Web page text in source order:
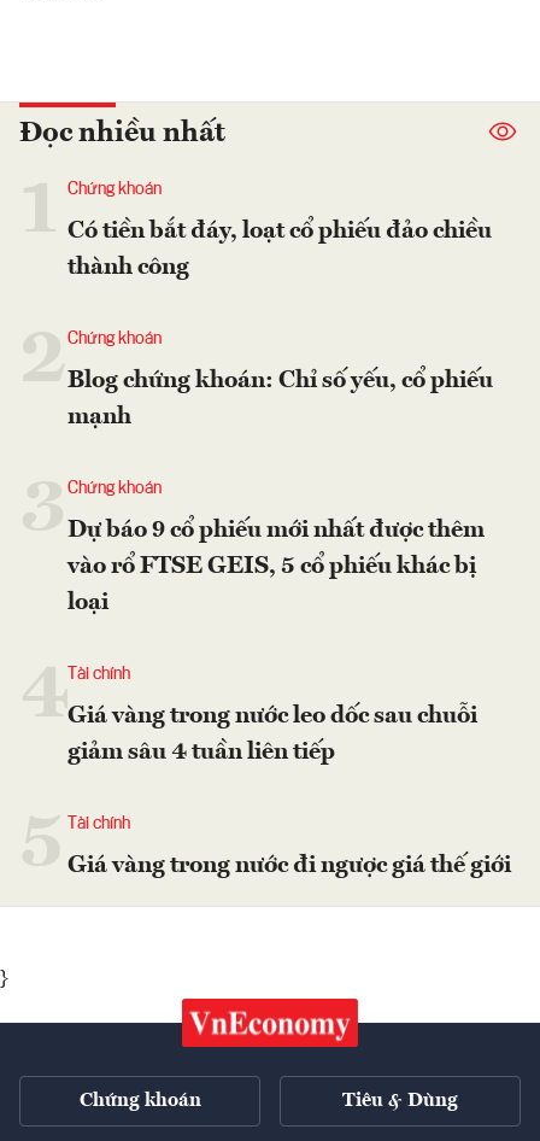
Đọc nhiều nhất
Chứng khoán
Có tiền bắt đáy, loạt cổ phiếu đảo chiều
thành công
2Chứng khoán
Blog chứng khoán: Chỉ số yếu, cổ phiếu
mạnh
Chứng khoán
Dự báo 9 cổ phiếu mới nhất được thêm
vào rổ FTSE GEIS, 5 cổ phiếu khác bị
loại
4 Tài chính
Giá vàng trong nước leo dốc sau chuỗi
giảm sâu 4 tuần liên tiếp
Tài chính
Giá vàng trong nước đi ngược giá thế giới
}
Chứng khoán Tiêu & Dùng